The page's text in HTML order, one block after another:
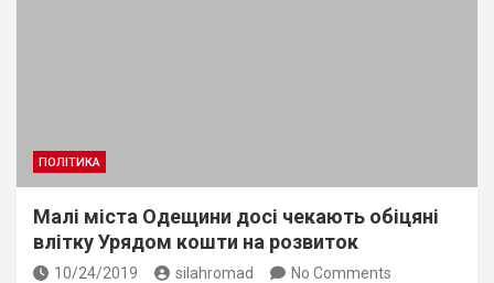
ПОЛІТИКА
Малі міста Одещини досі чекають обіцяні
влітку Урядом кошти на розвиток
10/24/2019 silahromad No Comments